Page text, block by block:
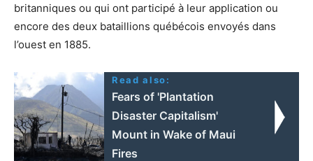
britanniques ou qui ont participé à leur application ou
encore des deux bataillions québécois envoyés dans
l’ouest en 1885.
Read also:
Fears of 'Plantation
Disaster Capitalism'
Mount in Wake of Maui
Fires